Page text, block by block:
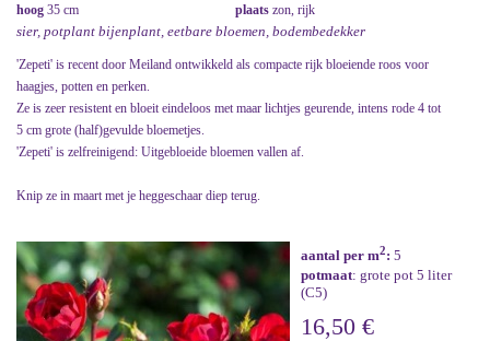
hoog 35 cm plaats zon, rijk
sier, potplant bijenplant, eetbare bloemen, bodembedekker
'Zepeti' is recent door Meiland ontwikkeld als compacte rijk bloeiende roos voor
haagjes, potten en perken.
Ze is zeer resistent en bloeit eindeloos met maar lichtjes geurende, intens rode 4 tot
5 cm grote (half)gevulde bloemetjes.
'Zepeti' is zelfreinigend: Uitgebloeide bloemen vallen af.
Knip ze in maart met je heggeschaar diep terug.
aantal per m2: 5
potmaat: grote pot 5 liter
(C5)
16,50 €